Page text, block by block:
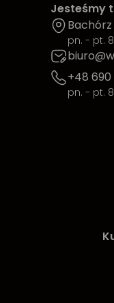
Jesteśmy
pn. - pt.
+48
pn. - pt.